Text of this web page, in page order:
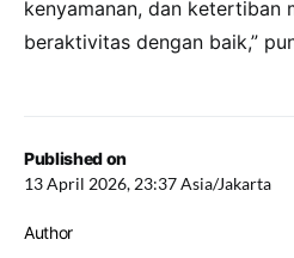
Published on
13 April 2026, 23:37 Asia/Jakarta
Author
kenyamanan, dan ketertiban
beraktivitas dengan baik,”